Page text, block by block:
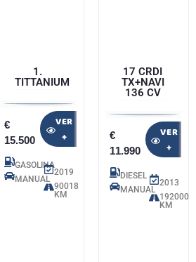
1.
TITTANIUM
€
15.500
VER
+
GASOLINA
MANUAL
2019
90018
KM
17 CRDI
TX+NAVI
136 CV
€
11.990
VER
+
DIESEL
MANUAL
2013
192000
KM